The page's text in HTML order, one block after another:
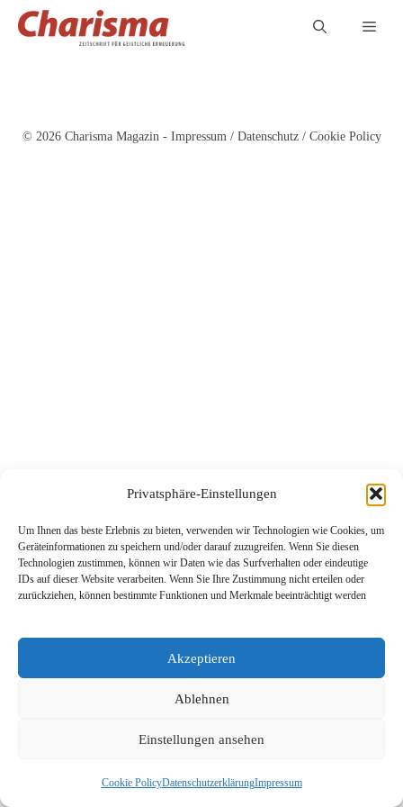
Privatsphäre-Einstellungen
Um Ihnen das beste Erlebnis zu bieten, verwenden wir Technologien wie Cookies, um
Geräteinformationen zu speichern und/oder darauf zuzugreifen. Wenn Sie diesen
Technologien zustimmen, können wir Daten wie das Surfverhalten oder eindeutige
IDs auf dieser Website verarbeiten. Wenn Sie Ihre Zustimmung nicht erteilen oder
zurückziehen, können bestimmte Funktionen und Merkmale beeinträchtigt werden
Akzeptieren
Ablehnen
Einstellungen ansehen
Cookie PolicyDatenschutzerklärungImpressum
Zum
Inhalt
© 2026 Charisma Magazin - Impressum/ Datenschutz/ Cookie Policy